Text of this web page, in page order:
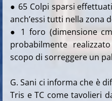
● 65 Colpi sparsi
anch’essi tutti nella zona
● 1 foro (dimensione
probabilmente
scopo di sorreggere un
G. Sani ci informa che è
Tris e TC come tavolieri